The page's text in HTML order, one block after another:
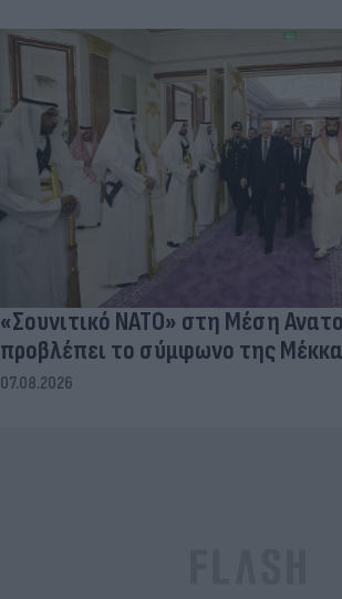
«Σουνιτικό ΝΑΤΟ» στη Μέση
προβλέπει το σύμφωνο της
07.08.2026